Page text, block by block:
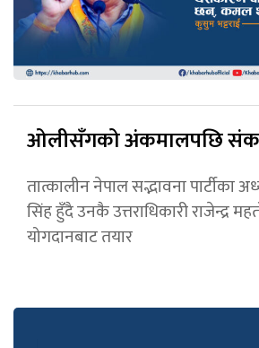
ओलीसँगको अंकमालपछि
तात्कालीन नेपाल सद्भावना पार्टीका
सिंह हुँदै उनकै उत्तराधिकारी राजेन्द्र
योगदानबाट तयार